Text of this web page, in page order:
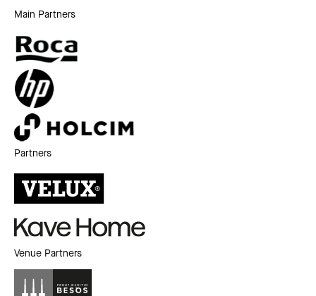
Main Partners
Partners
Venue Partners